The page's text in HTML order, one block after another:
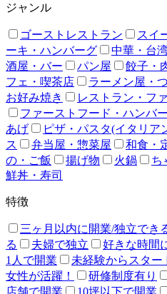
ジャンル
ゴーストレストラン スイ
ーキ・ハンバーグ
中華・台
酒屋・バー
パン屋 餃子・
フェ・喫茶店
ラーメン屋・
お好み焼き
レストラン・フ
ファーストフード・ハンバ
あげ
ピザ・パスタ(イタリア
ス
弁当屋・惣菜屋 和食・
の・ご飯
揚げ物 火鍋 ち
鮮丼・寿司
特徴
三ヶ月以内に開業/独立でき
る
夫婦で独立 好きな時間
1人で開業
未経験からスター
女性が活躍！
研修制度有り
店舗で開業
10坪以下で開業